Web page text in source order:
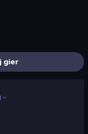
gier
»